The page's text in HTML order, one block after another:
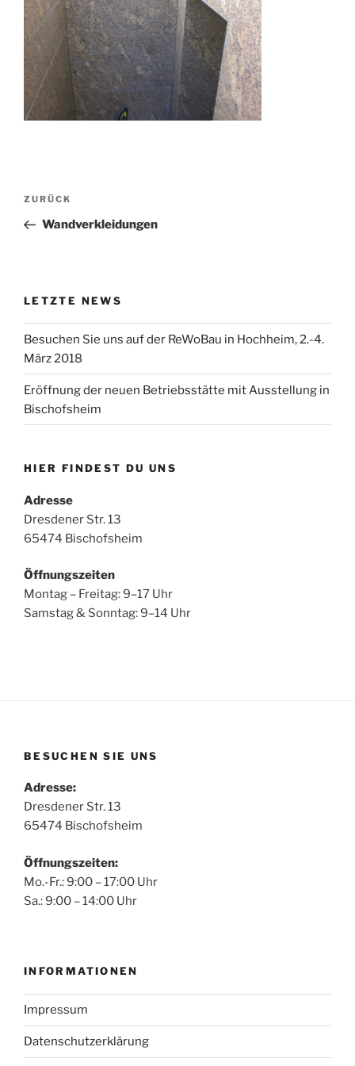
Beitragsnavigation
Vorheriger
Beitrag
ZURÜCK
Wandverkleidungen
LETZTE NEWS
Besuchen Sie uns auf der ReWoBau in Hochheim, 2.-4.
März 2018
Eröffnung der neuen Betriebsstätte mit Ausstellung in
Bischofsheim
HIER FINDEST DU UNS
Adresse
Dresdener Str. 13
65474 Bischofsheim
Öffnungszeiten
Montag – Freitag: 9–17 Uhr
Samstag & Sonntag: 9–14 Uhr
BESUCHEN SIE UNS
Adresse:
Dresdener Str. 13
65474 Bischofsheim
Öffnungszeiten:
Mo.-Fr.: 9:00 – 17:00 Uhr
Sa.: 9:00 – 14:00 Uhr
INFORMATIONEN
Impressum
Datenschutzerklärung